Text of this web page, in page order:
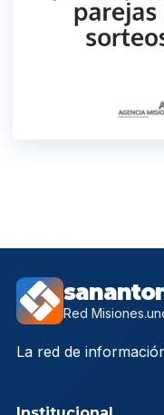
Red
La red de